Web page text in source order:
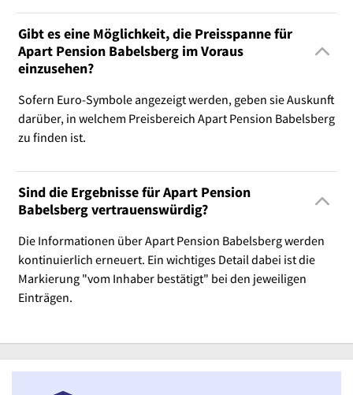
Gibt es eine Möglichkeit, die Preisspanne für
Apart Pension Babelsberg im Voraus
einzusehen?
Sofern Euro-Symbole angezeigt werden, geben sie Auskunft
darüber, in welchem Preisbereich Apart Pension Babelsberg
zu finden ist.
Sind die Ergebnisse für Apart Pension
Babelsberg vertrauenswürdig?
Die Informationen über Apart Pension Babelsberg werden
kontinuierlich erneuert. Ein wichtiges Detail dabei ist die
Markierung "vom Inhaber bestätigt" bei den jeweiligen
Einträgen.